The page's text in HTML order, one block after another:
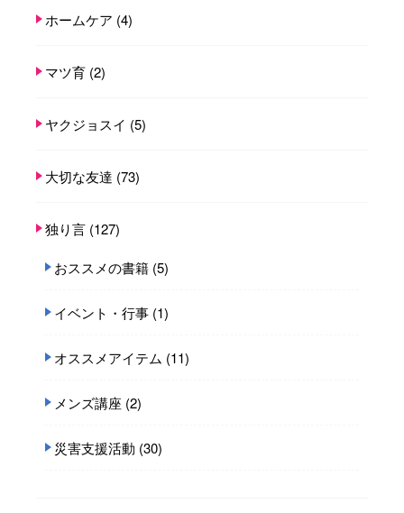
ホームケア (4)
マツ育 (2)
ヤクジョスイ (5)
大切な友達 (73)
独り言 (127)
おススメの書籍 (5)
イベント・行事 (1)
オススメアイテム (11)
メンズ講座 (2)
災害支援活動 (30)